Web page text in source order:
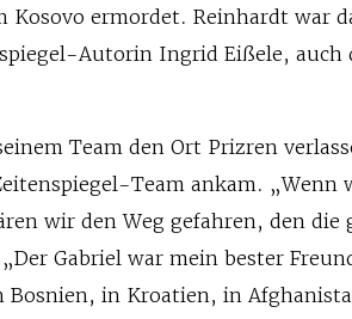
Kosovo ermordet. Reinhardt war
Autorin Ingrid Eißele, auch
Team den Ort Prizren
Team ankam. „Wenn
wir den Weg gefahren, den die
Gabriel war mein bester
in Kroatien, in